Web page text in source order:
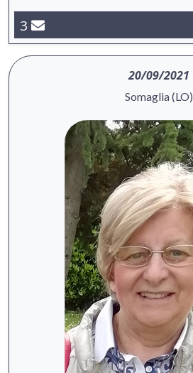
3
20/09/2021
Somaglia (LO)